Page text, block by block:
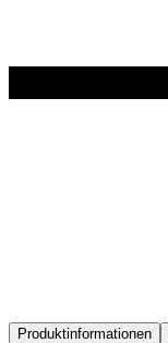
Produktinformationen